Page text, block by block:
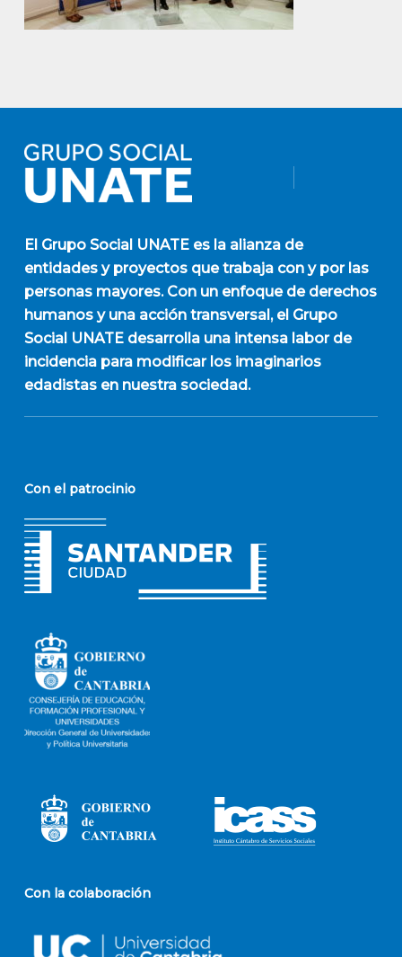
El Grupo Social UNATEes la alianza de
entidades y proyectos que trabaja con y por las
personas mayores. Con un enfoque de derechos
humanos y una acción transversal, el Grupo
Social UNATE desarrolla una intensa labor de
incidencia para modificar los imaginarios
edadistas en nuestra sociedad.
Con el patrocinio
Con la colaboración